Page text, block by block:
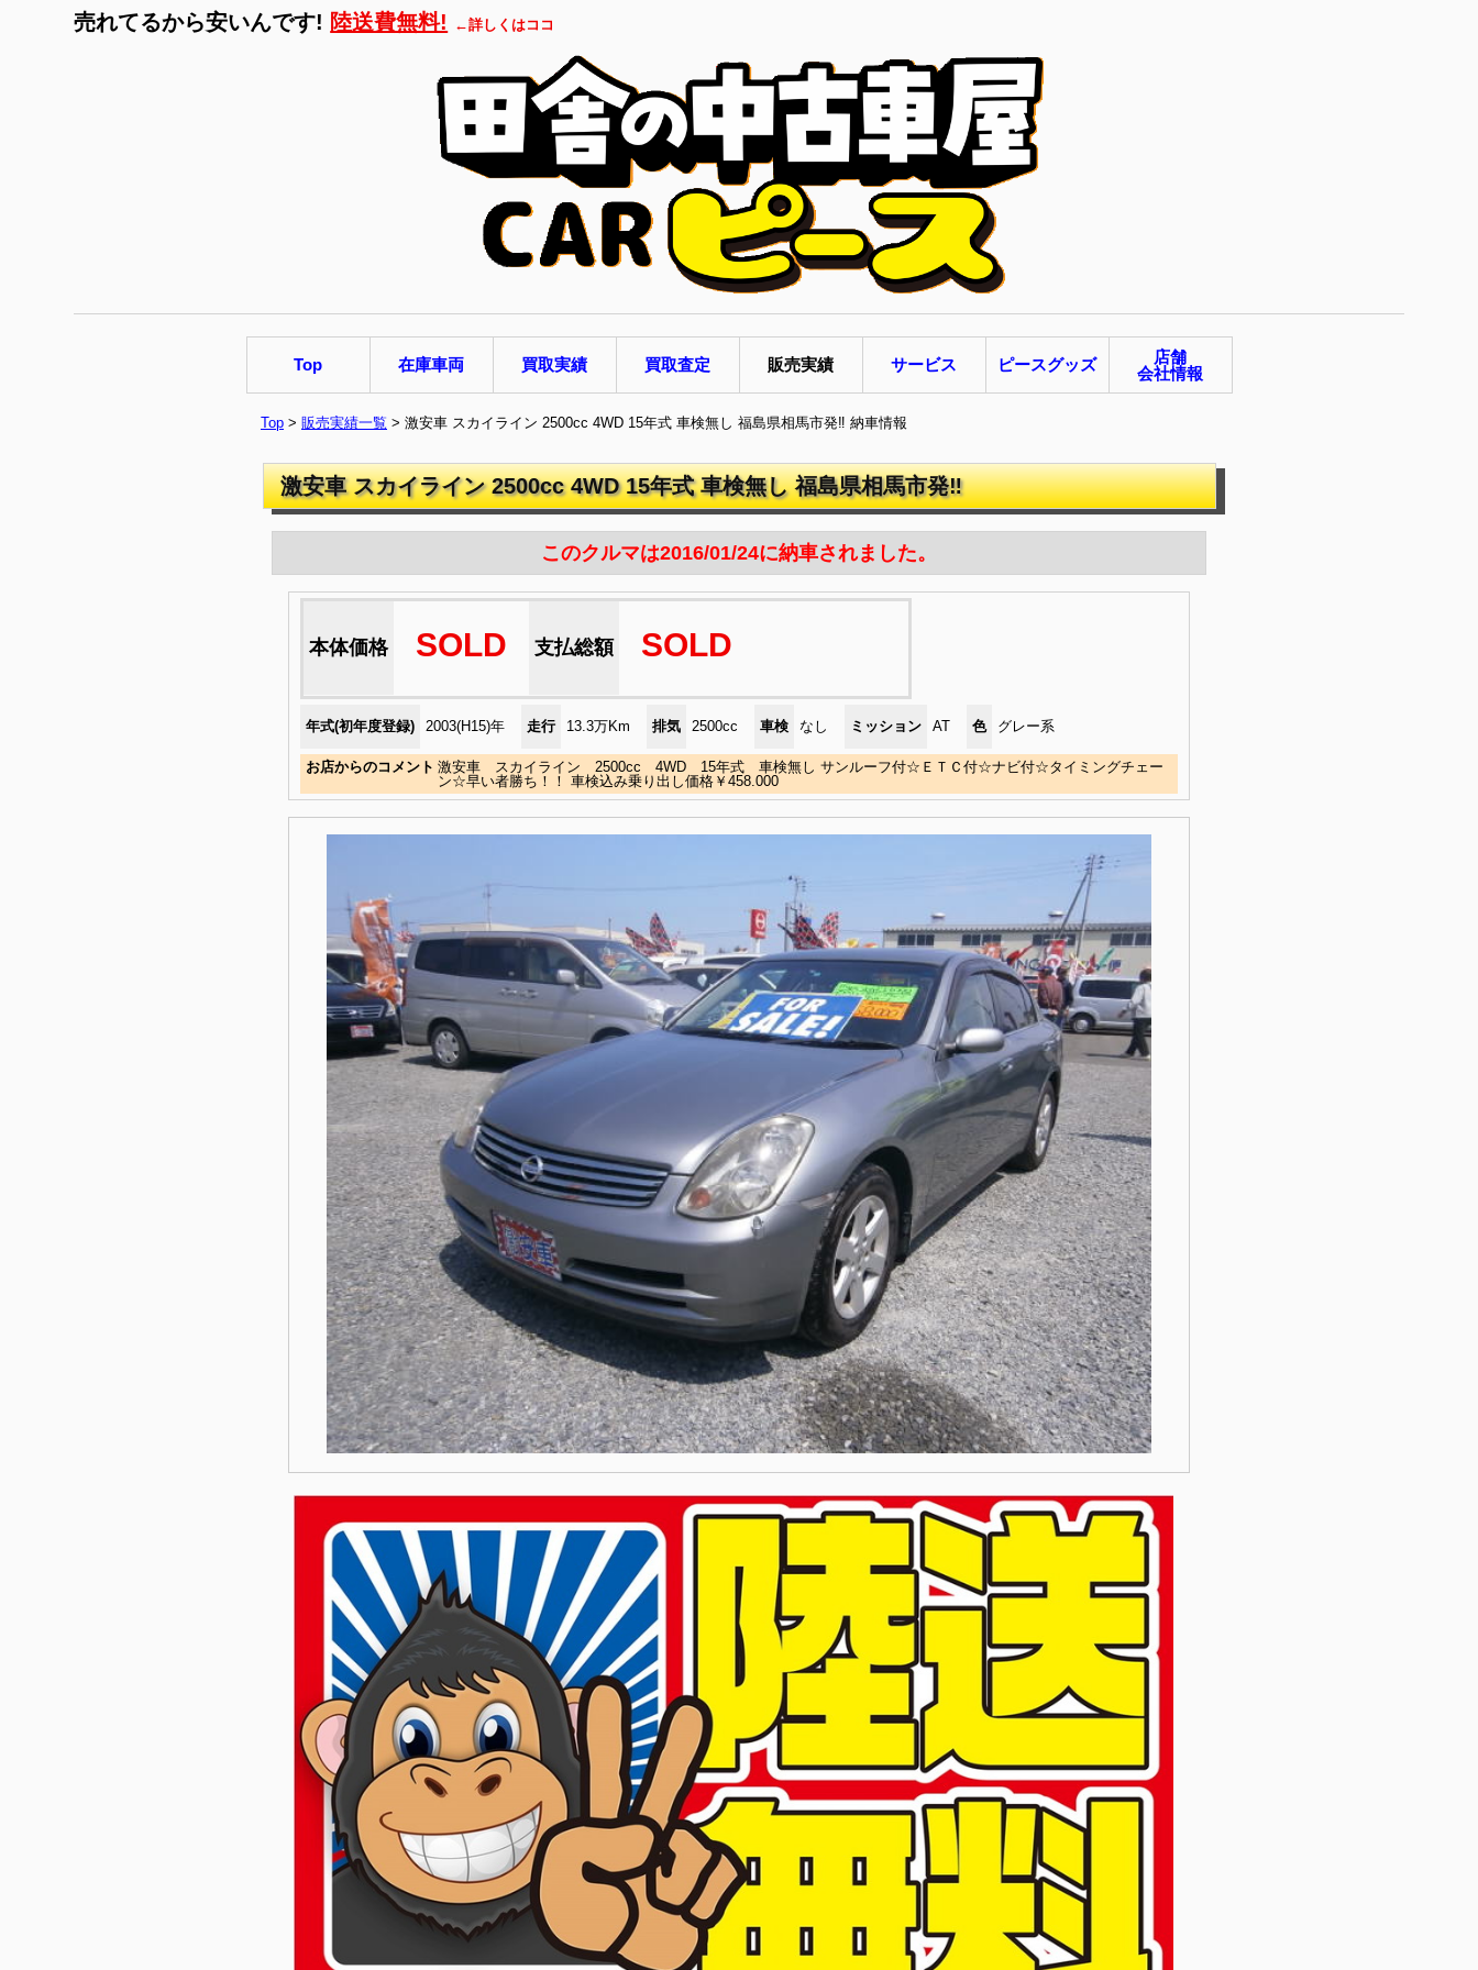
売れてるから安いんです! 陸送費無料! ←詳しくはココ
Top 在庫車両 買取実績 買取査定 販売実績 サービス ピースグッズ
店舗
会社情報
Top > 販売実績一覧 > 激安車 スカイライン 2500cc 4WD 15年式 車検無し 福島県相馬市発‼ 納車情報
激安車 スカイライン 2500cc 4WD 15年式 車検無し 福島県相馬市発‼
このクルマは2016/01/24に納車されました。
本体価格 SOLD 支払総額 SOLD
年式(初年度登録) 2003(H15)年 走行 13.3万Km 排気 2500cc 車検 なし ミッション AT 色 グレー系
お店からのコメント 激安車 スカイライン 2500cc 4WD 15年式 車検無し サンルーフ付☆ＥＴＣ付☆ナビ付☆タイミングチェー
ン☆早い者勝ち！！ 車検込み乗り出し価格￥458.000